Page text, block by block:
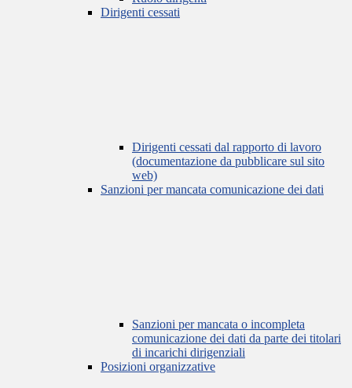
Dirigenti cessati
Dirigenti cessati dal rapporto di lavoro
(documentazione da pubblicare sul sito
web)
Sanzioni per mancata comunicazione dei dati
Sanzioni per mancata o incompleta
comunicazione dei dati da parte dei titolari
di incarichi dirigenziali
Posizioni organizzative